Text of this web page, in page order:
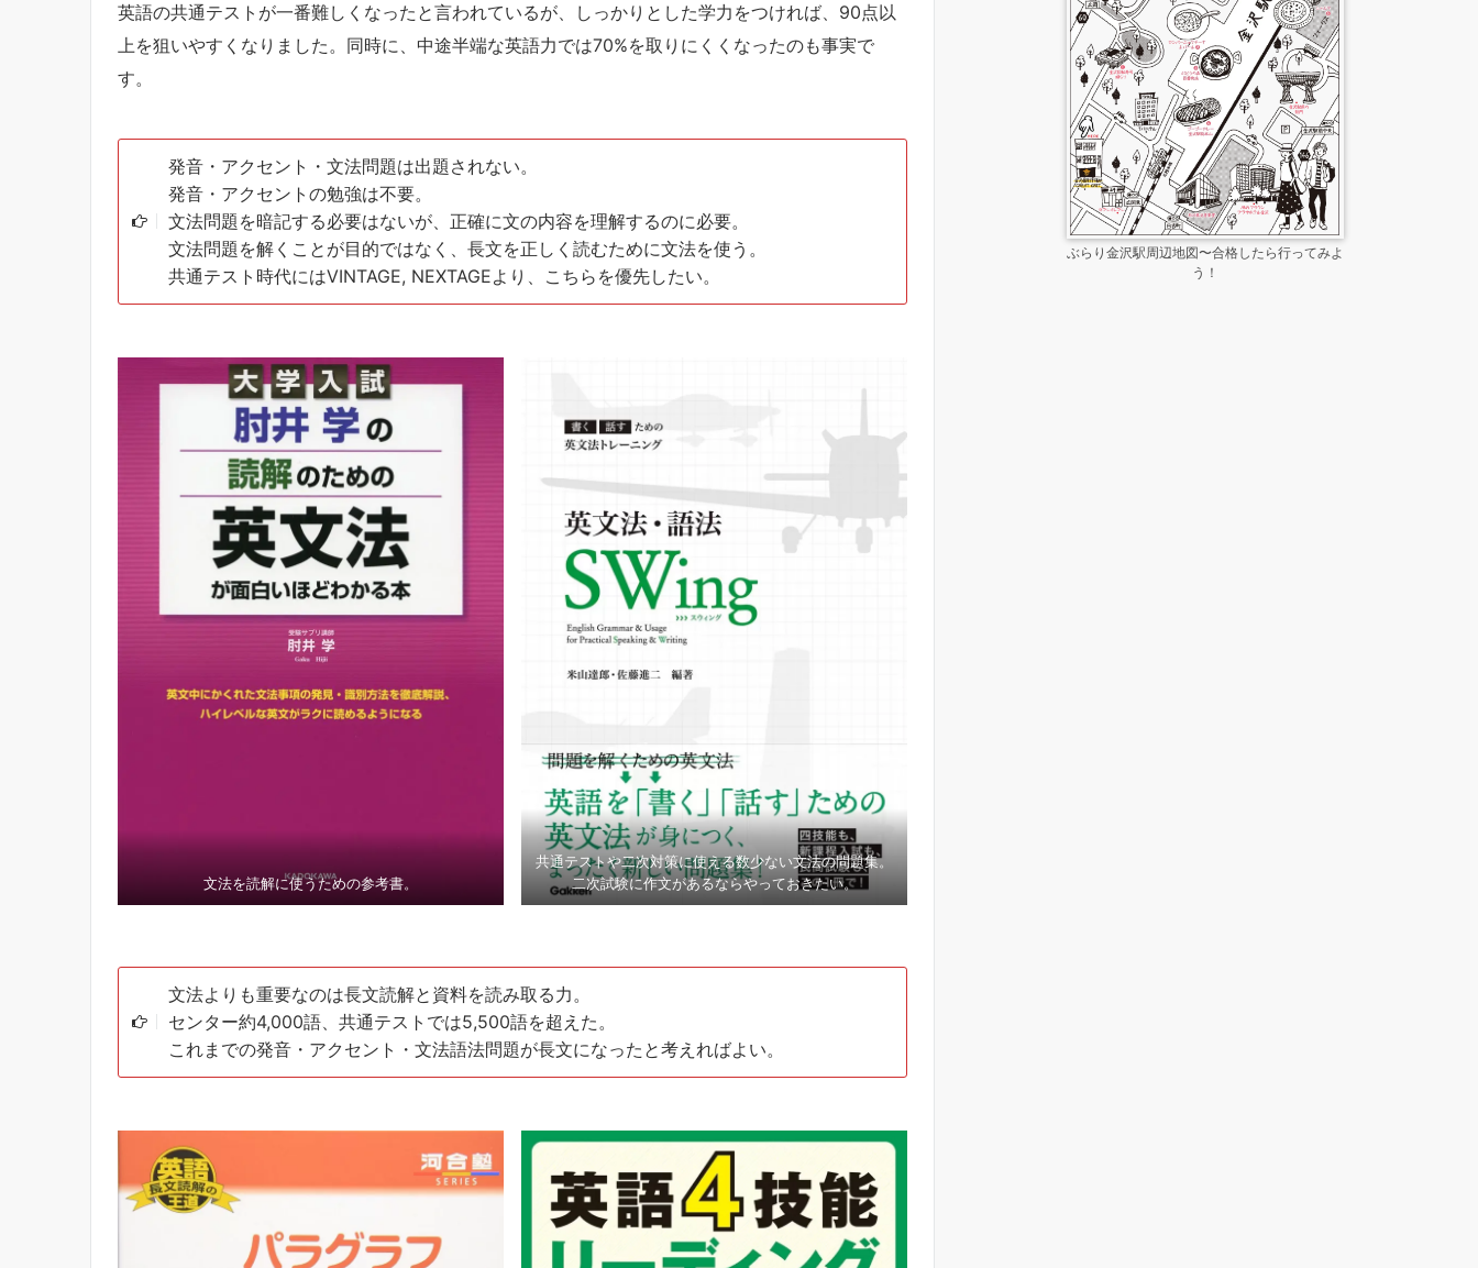
英語の共通テストが一番難しくなったと言われているが、しっかりとした学力をつければ、90点以
上を狙いやすくなりました。同時に、中途半端な英語力では70%を取りにくくなったのも事実で
す。
発音・アクセント・文法問題は出題されない。
発音・アクセントの勉強は不要。
文法問題を暗記する必要はないが、正確に文の内容を理解するのに必要。
文法問題を解くことが目的ではなく、長文を正しく読むために文法を使う。
共通テスト時代にはVINTAGE, NEXTAGEより、こちらを優先したい。
文法を読解に使うための参考書。
共通テストや二次対策に使える数少ない文法の問題集。
二次試験に作文があるならやっておきたい。
文法よりも重要なのは長文読解と資料を読み取る力。
センター約4,000語、共通テストでは5,500語を超えた。
これまでの発音・アクセント・文法語法問題が長文になったと考えればよい。
ぶらり金沢駅周辺地図〜合格したら行ってみよ
う！